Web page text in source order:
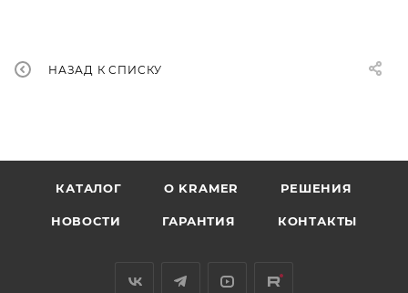
НАЗАД К СПИСКУ
КАТАЛОГ O KRAMER РЕШЕНИЯ
НОВОСТИ ГАРАНТИЯ КОНТАКТЫ